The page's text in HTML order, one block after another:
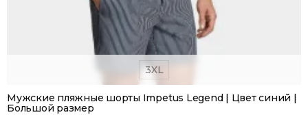
3XL
Мужские пляжные шорты Impetus Legend | Цвет синий |
Большой размер